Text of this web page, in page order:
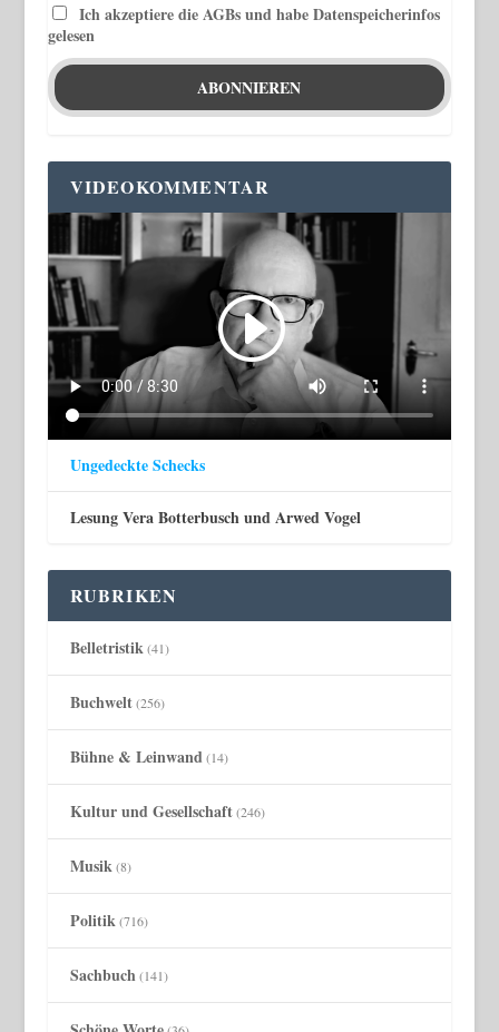
Ich akzeptiere die AGBs und habe Datenspeicherinfos
gelesen
VIDEOKOMMENTAR
Ungedeckte Schecks
Lesung Vera Botterbusch und Arwed Vogel
RUBRIKEN
Belletristik (41)
Buchwelt(256)
Bühne & Leinwand (14)
Kultur und Gesellschaft(246)
Musik (8)
Politik (716)
Sachbuch (141)